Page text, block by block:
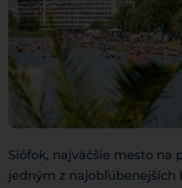
Siófok, najväčšie mesto na
jedným z najobľúbenejších